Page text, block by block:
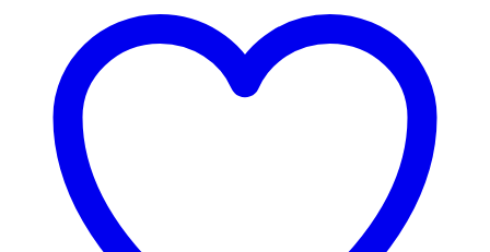
Tungsten
cantidad